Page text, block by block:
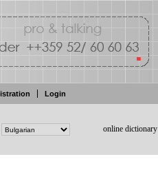
Login
online dictionary